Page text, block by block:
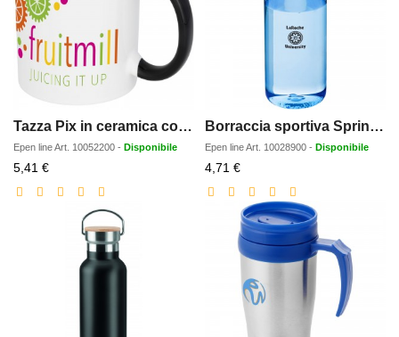
Tazza Pix in ceramica colorata per sublimazione da 330 ml
Epen lineArt. 10052200 - Disponibile
5,41 €Prezzo
scontato
Borraccia sportiva Spring da 600 ml in Tritan
Epen lineArt. 10028900 - Disponibile
4,71 €Prezzo
scontato